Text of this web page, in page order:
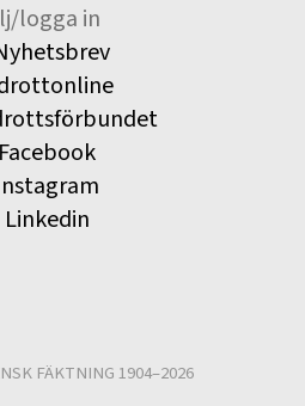
logga in
Facebook
Linkedin
FÄKTNING 1904–2026